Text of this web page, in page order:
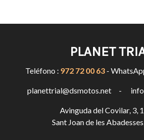
PLANET
Teléfono : 972 72 00 63-
planettrial@dsmotos.net -
Avinguda del Covilar, 3,
Sant Joan de les